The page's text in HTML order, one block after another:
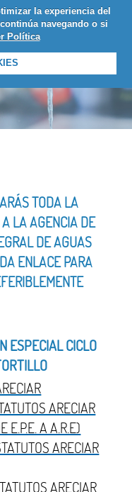
la experiencia del
navegando o si
Política
LOGIN
TODA LA
LA AGENCIA DE
DE AGUAS
ENLACE PARA
ESPECIAL CICLO
ARECIAR
E.P.E. A A.R.E)
ARECIAR
ARECIAR